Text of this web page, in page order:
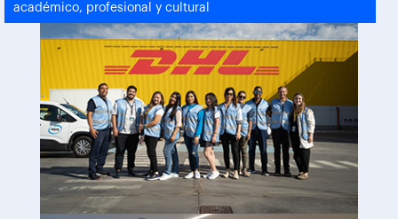
académico, profesional y cultural